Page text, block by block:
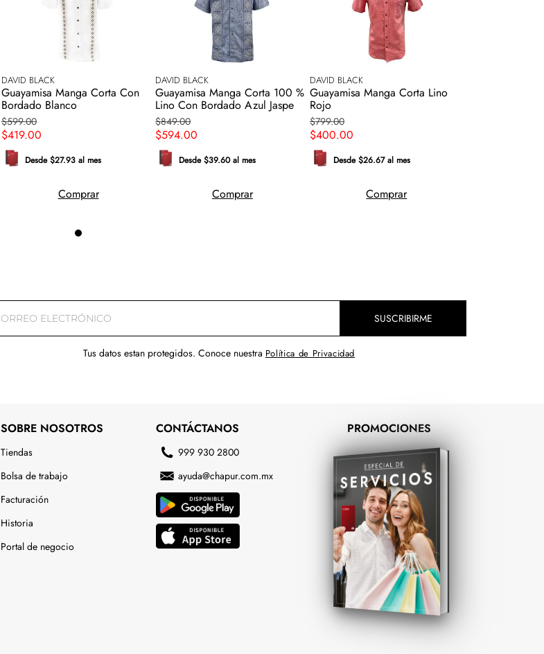
DAVID BLACK
Guayamisa Manga Corta Con
Bordado Blanco
$599.00
$419.00
Desde $27.93 al mes
Comprar
DAVID BLACK
Guayamisa Manga Corta 100 %
Lino Con Bordado Azul Jaspe
$849.00
$594.00
Desde $39.60 al mes
Comprar
DAVID BLACK
Guayamisa Manga Corta Lino
Rojo
$799.00
$400.00
Desde $26.67 al mes
Comprar
SUSCRIBIRME
Tus datos estan protegidos. Conoce nuestra Política de Privacidad
SOBRE NOSOTROS
Tiendas
Bolsa de trabajo
Facturación
Historia
Portal de negocio
CONTÁCTANOS
999 930 2800
ayuda@chapur.com.mx
PROMOCIONES